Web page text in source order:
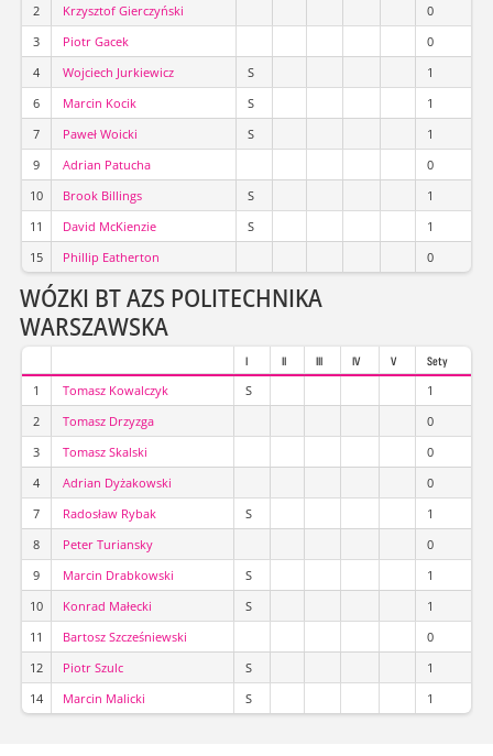
2
Krzysztof Gierczyński
0
3
Piotr Gacek
0
4
Wojciech Jurkiewicz S
1
6
Marcin Kocik S
1
7
Paweł Woicki S
1
9
Adrian Patucha
0
10
Brook Billings S
1
11
David McKienzie S
1
15
Phillip Eatherton 0
WÓZKI BT AZS POLITECHNIKA
WARSZAWSKA
I II III IV V Sety
1 Tomasz Kowalczyk S
1
2
Tomasz Drzyzga
0
3
Tomasz Skalski
0
4
Adrian Dyżakowski
0
7
Radosław Rybak S
1
8
Peter Turiansky
0
9
Marcin Drabkowski S
1
10
Konrad Małecki S
1
11
Bartosz Szcześniewski
0
12
Piotr Szulc S
1
14
Marcin Malicki S 1